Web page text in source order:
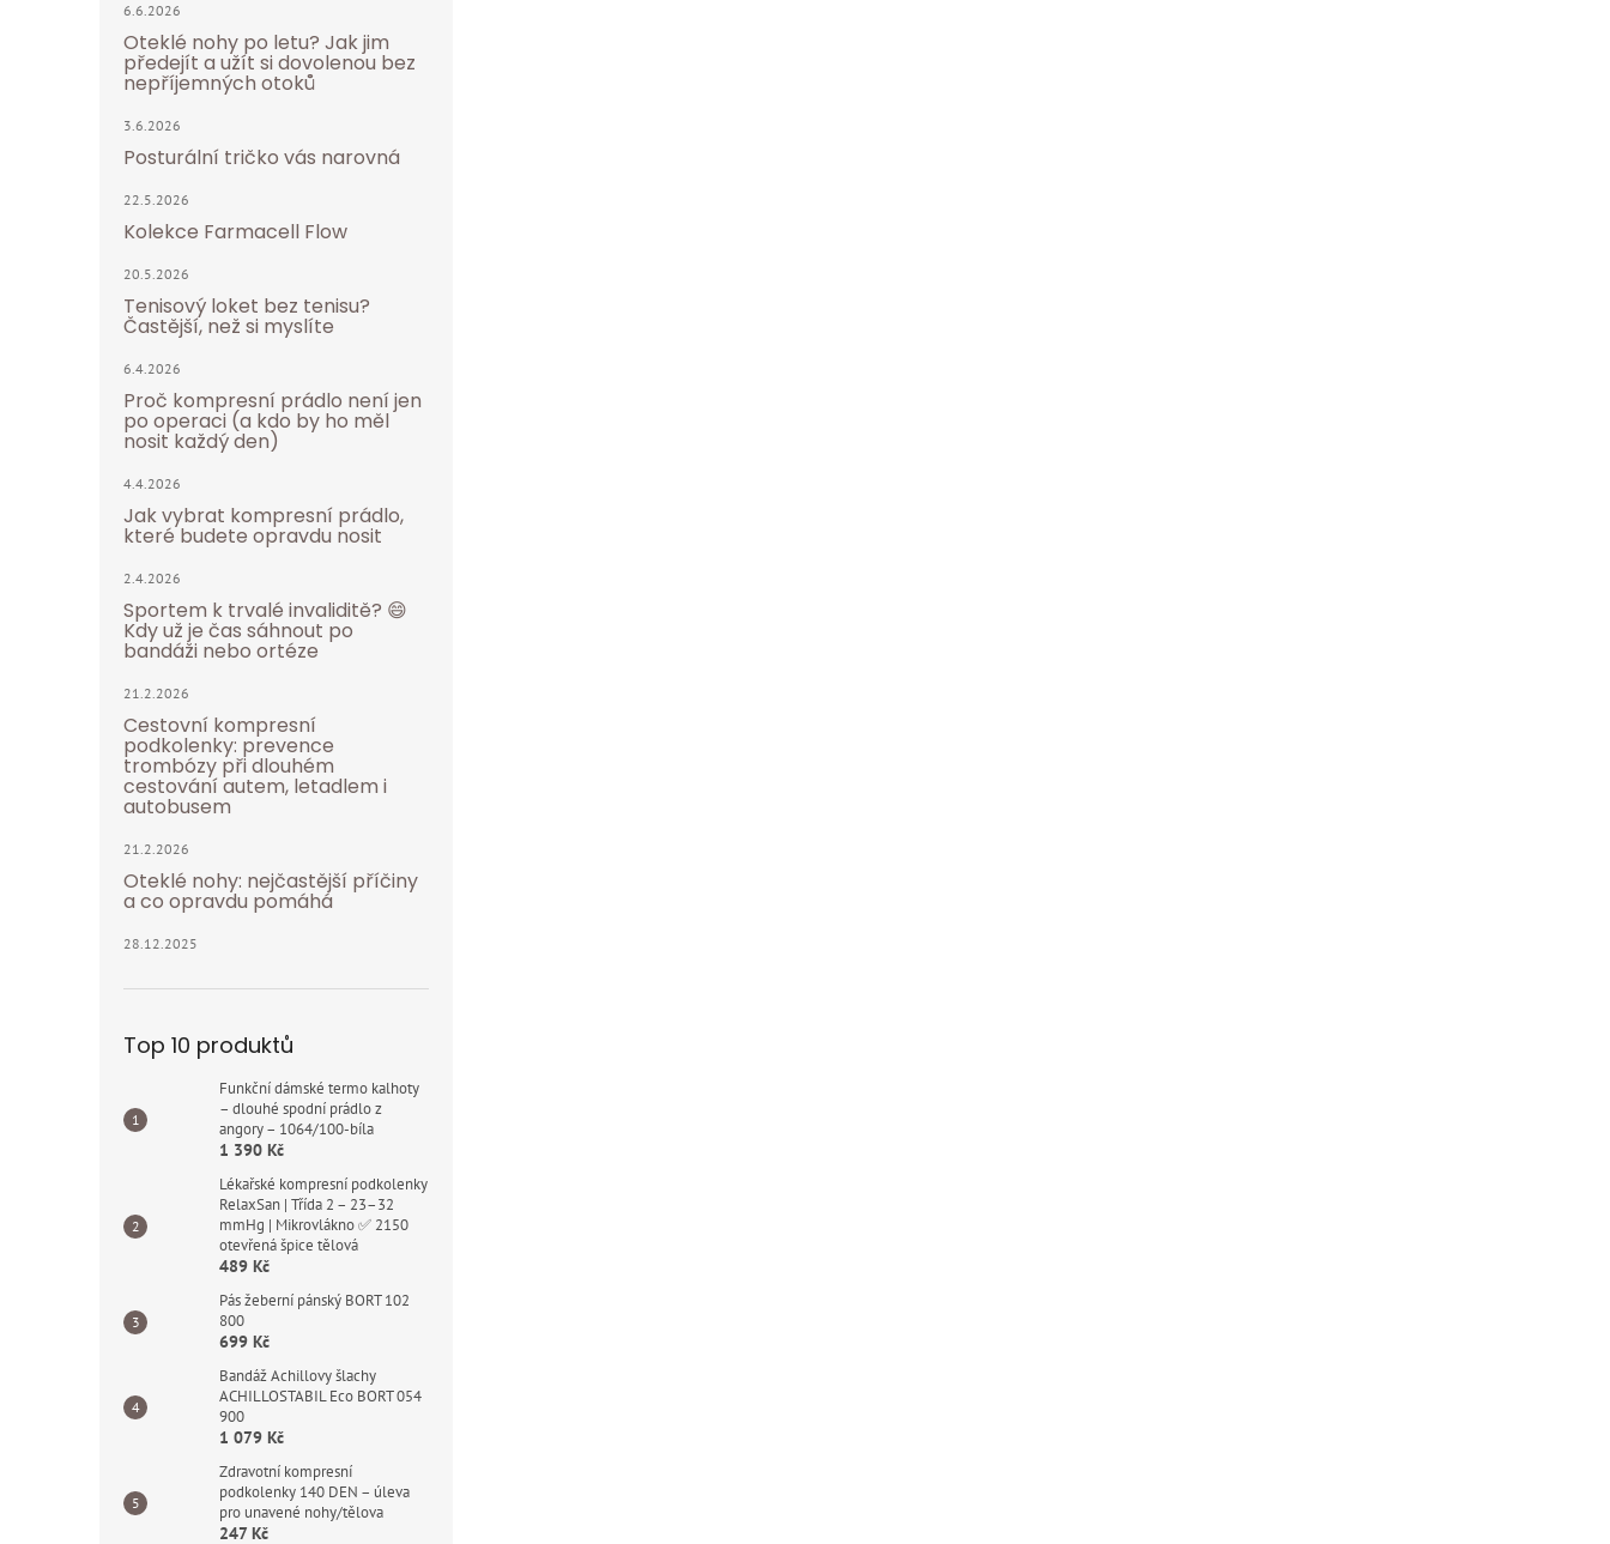
6.6.2026
Oteklé nohy po letu? Jak jim
předejít a užít si dovolenou bez
nepříjemných otoků
3.6.2026
Posturální tričko vás narovná
22.5.2026
Kolekce Farmacell Flow
20.5.2026
Tenisový loket bez tenisu?
Častější, než si myslíte
6.4.2026
Proč kompresní prádlo není jen
po operaci (a kdo by ho měl
nosit každý den)
4.4.2026
Jak vybrat kompresní prádlo,
které budete opravdu nosit
2.4.2026
Sportem k trvalé invaliditě? 😄
Kdy už je čas sáhnout po
bandáži nebo ortéze
21.2.2026
Cestovní kompresní
podkolenky: prevence
trombózy při dlouhém
cestování autem, letadlem i
autobusem
21.2.2026
Oteklé nohy: nejčastější příčiny
a co opravdu pomáhá
28.12.2025
Top 10 produktů
Funkční dámské termo kalhoty
– dlouhé spodní prádlo z
angory – 1064/100-bíla
1 390 Kč
Lékařské kompresní podkolenky
RelaxSan | Třída 2 – 23–32
mmHg | Mikrovlákno ✅ 2150
otevřená špice tělová
489 Kč
Pás žeberní pánský BORT 102
800
699 Kč
Bandáž Achillovy šlachy
ACHILLOSTABIL Eco BORT 054
900
1 079 Kč
Zdravotní kompresní
podkolenky 140 DEN – úleva
pro unavené nohy/tělova
247 Kč